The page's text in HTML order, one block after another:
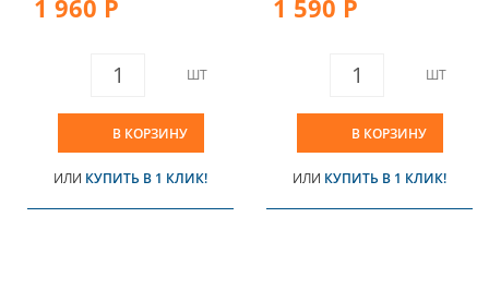
1 960 Р
ШТ
В КОРЗИНУ
ИЛИ КУПИТЬ В 1 КЛИК!
1 590 Р
ШТ
В КОРЗИНУ
ИЛИ КУПИТЬ В 1 КЛИК!